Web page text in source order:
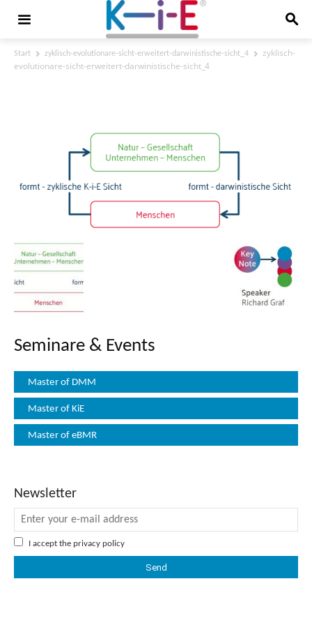
Start zyklisch-evolutionare-sicht-erweitert-darwinistische-sicht_4
zyklisch-
evolutionare-sicht-erweitert-darwinistische-sicht_4
Seminare & Events
Master of DMM
Master of KiE
Master of eBMR
Newsletter
I accept the privacy policy